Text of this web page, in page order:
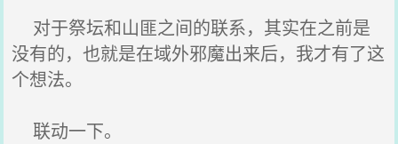
对于祭坛和山匪之间的联系，其实在之前是
没有的，也就是在域外邪魔出来后，我才有了这
个想法。
联动一下。